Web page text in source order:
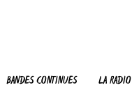
BANDES CONTINUES LA RADIO